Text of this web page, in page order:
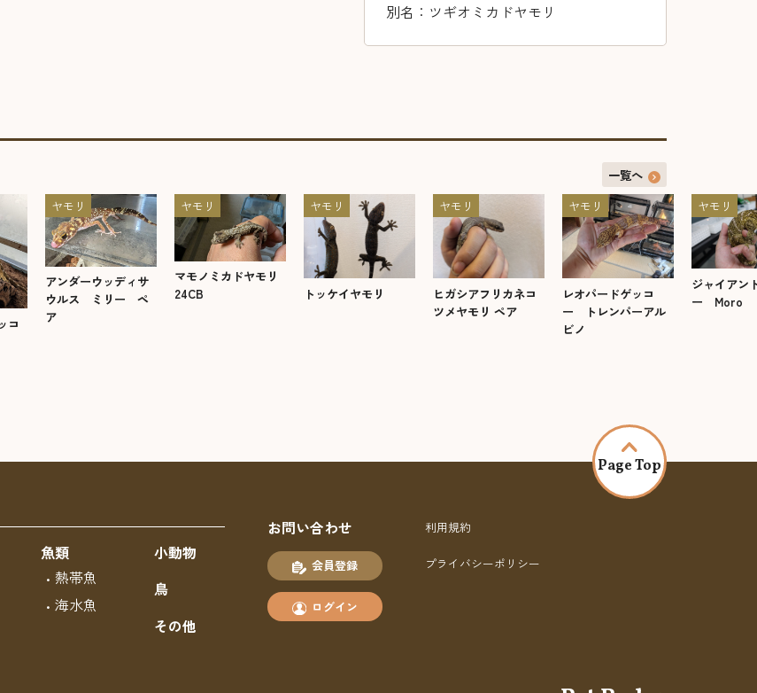
別名：ツギオミカドヤモリ
一覧へ
コ
ヤモリ
アンダーウッディサ
ウルス ミリー ペ
ア
ヤモリ
マモノミカドヤモリ
24CB
ヤモリ
トッケイヤモリ
ヤモリ
ヒガシアフリカネコ
ツメヤモリ ペア
ヤモリ
レオパードゲッコ
ー トレンパーアル
ビノ
ヤモリ
ジャイアン
ー Moro
魚類
熱帯魚
海水魚
小動物
鳥
その他
お問い合わせ
会員登録
ログイン
利用規約
プライバシーポリシー
Page Top